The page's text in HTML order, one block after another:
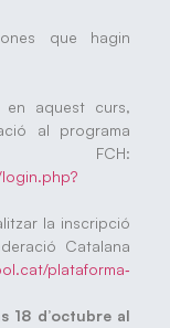
que hagin
en aquest curs,
al programa
FCH:
la inscripció
Catalana
plataforma‐
18 d’octubre al